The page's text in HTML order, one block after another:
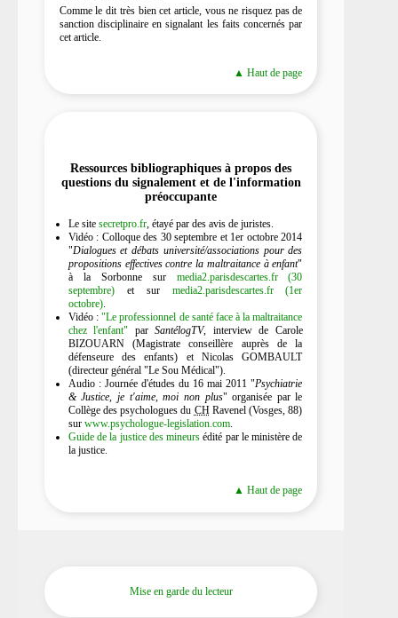
Comme le dit très bien cet article, vous ne risquez pas de
sanction disciplinaire en signalant les faits concernés par
cet article.
▲ Haut de page
Ressources bibliographiques à propos des
questions du signalement et de l'information
préoccupante
Le site secretpro.fr, étayé par des avis de juristes.
Vidéo : Colloque des 30 septembre et 1er octobre 2014
"Dialogues et débats université/associations pour des
propositions effectives contre la maltraitance à enfant"
à la Sorbonne sur media2.parisdescartes.fr (30
septembre)et sur media2.parisdescartes.fr (1er
octobre).
Vidéo :"Le professionnel de santé face à la maltraitance
chez l'enfant" parSantélogTV, interview de Carole
BIZOUARN (Magistrate conseillère auprès de la
défenseure des enfants) et Nicolas GOMBAULT
(directeur général "Le Sou Médical").
Audio : Journée d'études du 16 mai 2011 "Psychiatrie
& Justice, je t'aime, moi non plus" organisée par le
Collège des psychologues du CHRavenel (Vosges, 88)
sur www.psychologue-legislation.com.
Guide de la justice des mineurs édité par le ministère de
la justice.
▲ Haut de page
Mise en garde du lecteur